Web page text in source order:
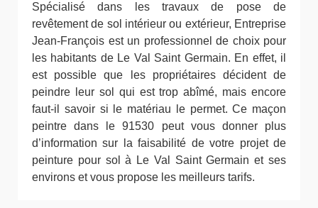
Spécialisé dans les travaux de pose de
revêtement de sol intérieur ou extérieur, Entreprise
Jean-François est un professionnel de choix pour
les habitants de Le Val Saint Germain. En effet, il
est possible que les propriétaires décident de
peindre leur sol qui est trop abîmé, mais encore
faut-il savoir si le matériau le permet. Ce maçon
peintre dans le 91530 peut vous donner plus
d’information sur la faisabilité de votre projet de
peinture pour sol à Le Val Saint Germain et ses
environs et vous propose les meilleurs tarifs.